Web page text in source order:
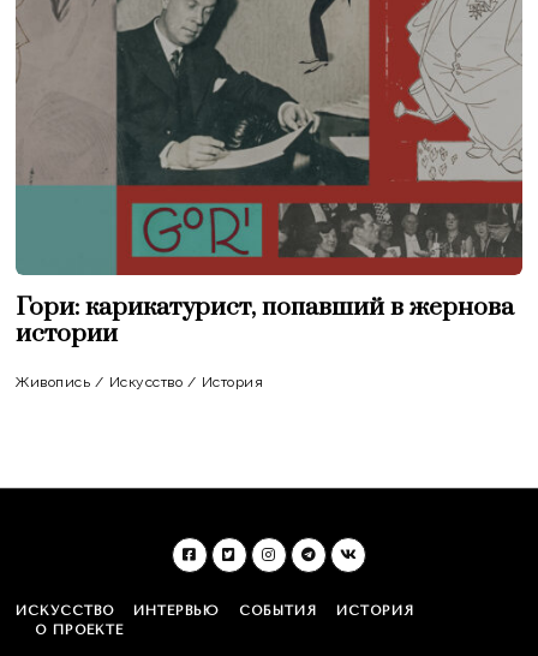
Гори: карикатурист, попавший в жернова
истории
Живопись / Искусство / История
ИСКУССТВО ИНТЕРВЬЮ СОБЫТИЯ
ИСТОРИЯ
О ПРОЕКТЕ